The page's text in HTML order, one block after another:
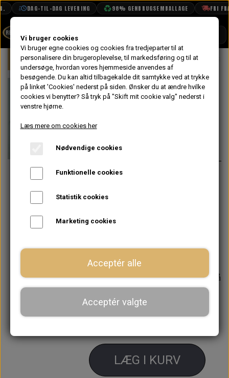
DAG-TIL-DAG LEVERING 98% GENBRUGSEMBALLAGE FRI
BOOK TID
PROJEKTER
TEKNISK DATA
VANDPOLERING
Forside Mini Bremser Bag
På lager
Bremseslange
Varenummer: GBH250
Passer til alle minier.
Skal du også bruge møtrikker &
Låse skive GHF323 x 2
Forventet leveringstid:Varen er på
lager. 1-2 dages leveringstid
− +
LÆG I KURV
Vi bruger cookies
Vi bruger egne cookies og cookies fra tredjeparter til at
personalisere din brugeroplevelse, til markedsføring og til at
undersøge, hvordan vores hjemmeside anvendes af
besøgende. Du kan altid tilbagekalde dit samtykke ved at trykke
på linket 'Cookies' nederst på siden. Ønsker du at ændre hvilke
cookies vi benytter? Så tryk på "Skift mit cookie valg" nederst i
venstre hjørne.
Læs mere om cookies her
Nødvendige cookies
Funktionelle cookies
Statistik cookies
Marketing cookies
Acceptér alle
Acceptér valgte